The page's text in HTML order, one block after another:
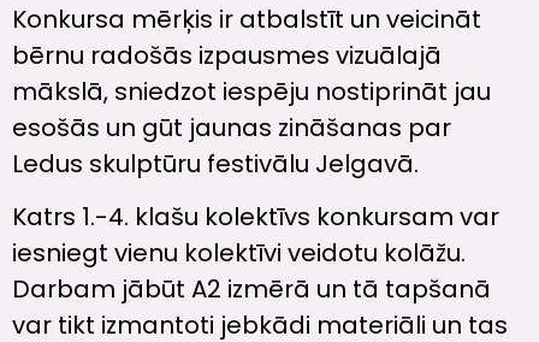
Konkursa mērķis ir atbalstīt un veicināt
bērnu radošās izpausmes vizuālajā
mākslā, sniedzot iespēju nostiprināt jau
esošās un gūt jaunas zināšanas par
Ledus skulptūru festivālu Jelgavā.
Katrs 1.-4. klašu kolektīvs konkursam var
iesniegt vienu kolektīvi veidotu kolāžu.
Darbam jābūt A2 izmērā un tā tapšanā
var tikt izmantoti jebkādi materiāli un tas